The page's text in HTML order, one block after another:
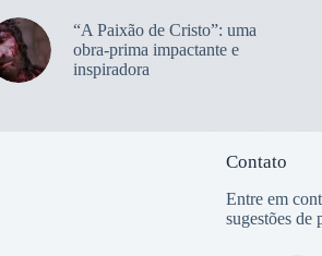
“A Paixão de Cristo”: uma
obra-prima impactante e
inspiradora
Contato
Entre em
sugestões de